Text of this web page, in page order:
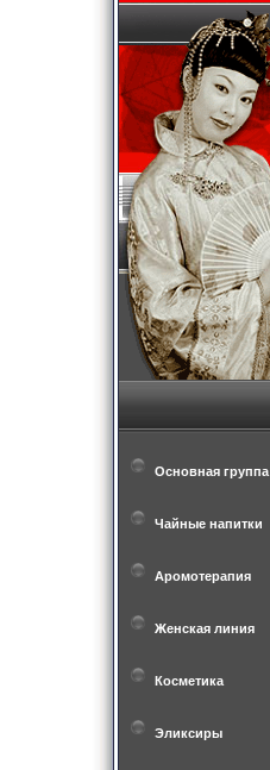
Основная группа
Чайные напитки
Аромотерапия
Женская линия
Косметика
Эликсиры